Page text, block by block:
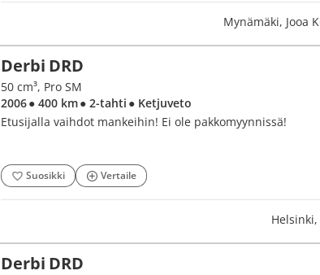
Mynämäki, Jooa
Derbi DRD
50 cm³, Pro SM
2006● 400 km● 2-tahti ● Ketjuveto
Etusijalla vaihdot mankeihin! Ei ole pakkomyynnissä!
Suosikki Vertaile
Helsinki,
Derbi DRD